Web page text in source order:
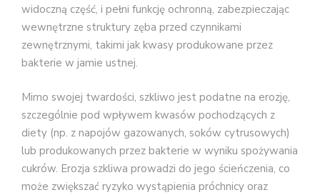
widoczną część, i pełni funkcję ochronną, zabezpieczając
wewnętrzne struktury zęba przed czynnikami
zewnętrznymi, takimi jak kwasy produkowane przez
bakterie w jamie ustnej.
Mimo swojej twardości, szkliwo jest podatne na erozję,
szczególnie pod wpływem kwasów pochodzących z
diety (np. z napojów gazowanych, soków cytrusowych)
lub produkowanych przez bakterie w wyniku spożywania
cukrów. Erozja szkliwa prowadzi do jego ścieńczenia, co
może zwiększać ryzyko wystąpienia próchnicy oraz